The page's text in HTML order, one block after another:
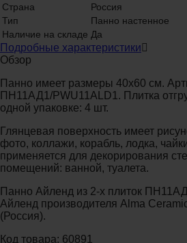
Страна
Россия
Тип
Панно настенное
Наличие на складе Да
Подробные характеристики
Обзор
Панно имеет размеры 40x60 см.
ПН11АД1/PWU11ALD1. Плитка
одной упаковке: 4 шт.
Глянцевая поверхность имеет
фото, коллажи, корабль, лодка,
применяется для декорирования
помещений: ванной, туалета.
Панно Айленд из 2-х плиток
Айленд производителя Alma
(Россия).
Код товара: 60891